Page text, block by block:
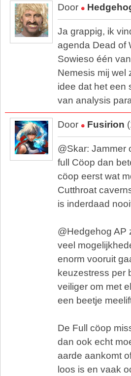
Door
Ja grappig, ik
agenda Dead of
Sowieso één
Nemesis mij wel
idee dat het een
van analysis
Door Fusirion
@Skar: Jammer
full Cöop dan
cöop eerst wat
Cutthroat
is inderdaad
@Hedgehog AP
veel
enorm vooruit
keuzestress per
veiliger om met
een beetje
De Full cöop
dan ook echt
aarde aankomt
loos is en vaak